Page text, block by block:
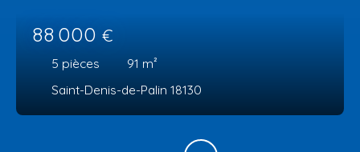
88 000 €
5 pièces 91 m²
Saint-Denis-de-Palin 18130